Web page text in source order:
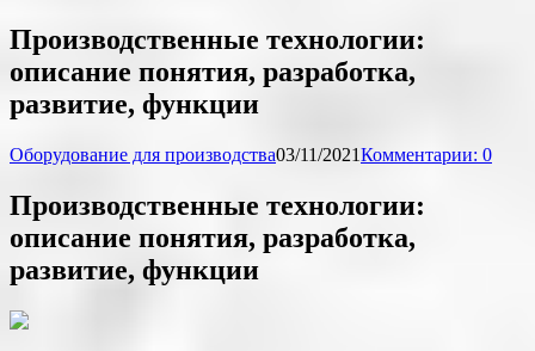
Производственные технологии:
описание понятия, разработка,
развитие, функции
Оборудование для производства03/11/2021Комментарии: 0
Производственные технологии:
описание понятия, разработка,
развитие, функции